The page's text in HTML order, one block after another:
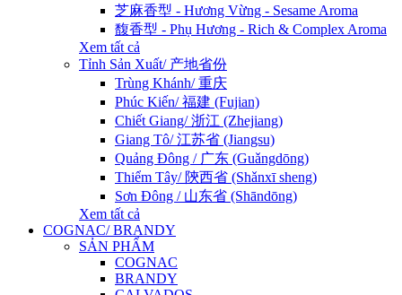
芝麻香型 - Hương Vừng - Sesame Aroma
馥香型 - Phụ Hương - Rich & Complex Aroma
Xem tất cả
Tỉnh Sản Xuất/ 产地省份
Trùng Khánh/ 重庆
Phúc Kiến/ 福建 (Fujian)
Chiết Giang/ 浙江 (Zhejiang)
Giang Tô/ 江苏省 (Jiangsu)
Quảng Đông / 广东 (Guǎngdōng)
Thiểm Tây/ 陝西省 (Shǎnxī sheng)
Sơn Đông / 山东省 (Shāndōng)
Xem tất cả
COGNAC/ BRANDY
SẢN PHẨM
COGNAC
BRANDY